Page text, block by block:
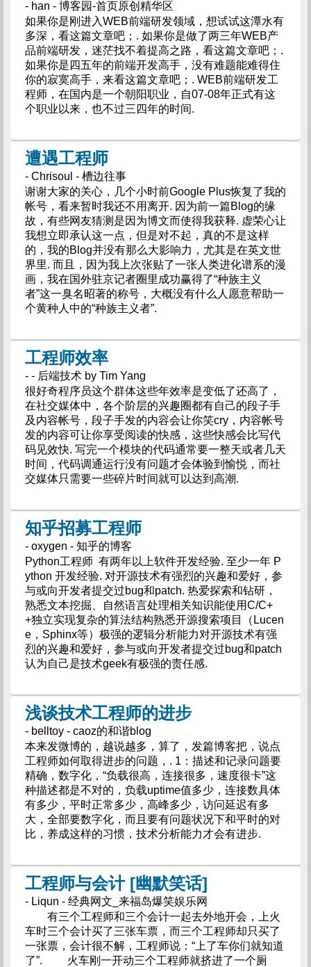
- han - 博客园-首页原创精华区
如果你是刚进入WEB前端研发领域，想试试这潭水有
多深，看这篇文章吧；. 如果你是做了两三年WEB产
品前端研发，迷茫找不着提高之路，看这篇文章吧；.
如果你是四五年的前端开发高手，没有难题能难得住
你的寂寞高手，来看这篇文章吧；. WEB前端研发工
程师，在国内是一个朝阳职业，自07-08年正式有这
个职业以来，也不过三四年的时间.
遭遇工程师
- Chrisoul - 槽边往事
谢谢大家的关心，几个小时前Google Plus恢复了我的
帐号，看来暂时我还不用离开. 因为前一篇Blog的缘
故，有些网友猜测是因为博文而使得我获释. 虚荣心让
我想立即承认这一点，但是对不起，真的不是这样
的，我的Blog并没有那么大影响力，尤其是在英文世
界里. 而且，因为我上次张贴了一张人类进化谱系的漫
画，我在国外驻京记者圈里成功赢得了“种族主义
者”这一臭名昭著的称号，大概没有什么人愿意帮助一
个黄种人中的“种族主义者”.
工程师效率
- - 后端技术 by Tim Yang
很好奇程序员这个群体这些年效率是变低了还高了，
在社交媒体中，各个阶层的兴趣圈都有自己的段子手
及内容帐号，段子手发的内容会让你笑cry，内容帐号
发的内容可让你享受阅读的快感，这些快感会比写代
码见效快. 写完一个模块的代码通常要一整天或者几天
时间，代码调通运行没有问题才会体验到愉悦，而社
交媒体只需要一些碎片时间就可以达到高潮.
知乎招募工程师
- oxygen - 知乎的博客
Python工程师 有两年以上软件开发经验. 至少一年 P
ython 开发经验. 对开源技术有强烈的兴趣和爱好，参
与或向开发者提交过bug和patch. 热爱探索和钻研，
熟悉文本挖掘、自然语言处理相关知识能使用C/C+
+独立实现复杂的算法结构熟悉开源搜索项目（Lucen
e，Sphinx等）极强的逻辑分析能力对开源技术有强
烈的兴趣和爱好，参与或向开发者提交过bug和patch
认为自己是技术geek有极强的责任感.
浅谈技术工程师的进步
- belltoy - caoz的和谐blog
本来发微博的，越说越多，算了，发篇博客把，说点
工程师如何取得进步的问题，. 1：描述和记录问题要
精确，数字化，“负载很高，连接很多，速度很卡”这
种描述都是不对的，负载uptime值多少，连接数具体
有多少，平时正常多少，高峰多少，访问延迟有多
大，全部要数字化，而且要有问题状况下和平时的对
比，养成这样的习惯，技术分析能力才会有进步.
工程师与会计 [幽默笑话]
- Liqun - 经典网文_来福岛爆笑娱乐网
有三个工程师和三个会计一起去外地开会，上火
车时三个会计买了三张车票，而三个工程师却只买了
一张票，会计很不解，工程师说：“上了车你们就知道
了”. 火车刚一开动三个工程师就挤进了一个厕